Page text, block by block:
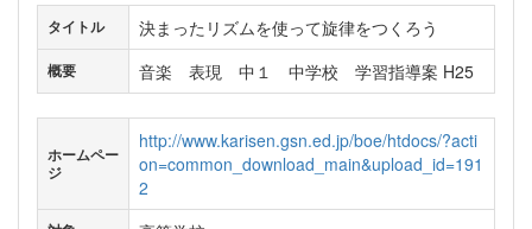
タイトル 決まったリズムを使って旋律をつくろう
概要 音楽 表現 中１ 中学校 学習指導案 H25
ホームペー
ジ
http://www.karisen.gsn.ed.jp/boe/htdocs/?acti
on=common_download_main&upload_id=191
2